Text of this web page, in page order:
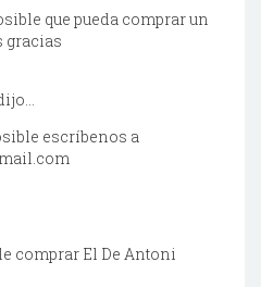
que pueda comprar un
gracias
escríbenos a
comprar El De Antoni